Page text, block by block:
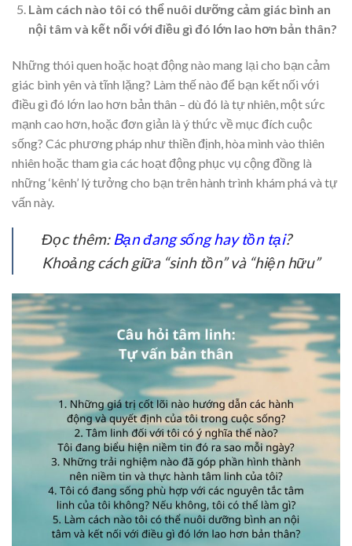
Làm cách nào tôi có thể nuôi dưỡng cảm giác bình an
nội tâm và kết nối với điều gì đó lớn lao hơn bản thân?
Những thói quen hoặc hoạt động nào mang lại cho bạn cảm
giác bình yên và tĩnh lặng? Làm thế nào để bạn kết nối với
điều gì đó lớn lao hơn bản thân – dù đó là tự nhiên, một sức
mạnh cao hơn, hoặc đơn giản là ý thức về mục đích cuộc
sống? Các phương pháp như thiền định, hòa mình vào thiên
nhiên hoặc tham gia các hoạt động phục vụ cộng đồng là
những ‘kênh’ lý tưởng cho bạn trên hành trình khám phá và tự
vấn này.
Đọc thêm: Bạn đang sống hay tồn tại?
Khoảng cách giữa “sinh tồn” và “hiện hữu”